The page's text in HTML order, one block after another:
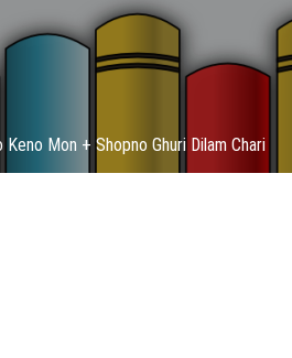
Keno Mon + Shopno Ghuri Dilam Chari